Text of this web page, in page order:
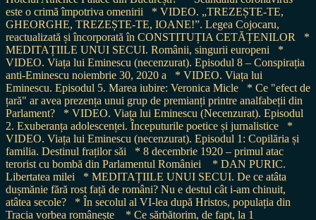
este o crimă împotriva omenirii
* VIDEO. „TREZEȘTE-TE,
GHEORGHE, TREZEȘTE-TE, IOANE!”. Legea Cojocaru,
reactualizată și încorporată în CONSTITUȚIA CETĂȚENILOR
*
MEDITAȚIILE UNUI SECUI. Românii, singurii europeni
*
VIDEO. Viața lui Eminescu (necenzurat). Episodul 8 – Conspirația
anti-Eminescu noiembrie 30, 2020 a
* VIDEO. Viața lui
Eminescu. Episodul 5. Marea iubire: Veronica Micle
* Ce "efect de
țară" ar avea prezența unui grup de premianți printre analfabeții din
Parlament?
* VIDEO. Viața lui Eminescu (Necenzurat). Episodul
2. Exuberanța adolescenței. Începuturile poetice și jurnalistice
*
VIDEO. Viața lui Eminescu (necenzurat). Episodul 1: Copilăria și
familia. Destinul fraților săi
* 8 decembrie 1920 – primul atac
terorist cu bombă din Parlamentul României
* DAN PURIC.
Libertatea milei
* MEDITAȚIILE UNUI SECUI. De ce atâta
dușmănie fără rost față de români? Nu e destul cât i-am chinuit,
atâtea secole?
* În secolul al VI-lea după Hristos, populația din
Tracia vorbea românește
* Ce sărbătorim, de fapt, la 1